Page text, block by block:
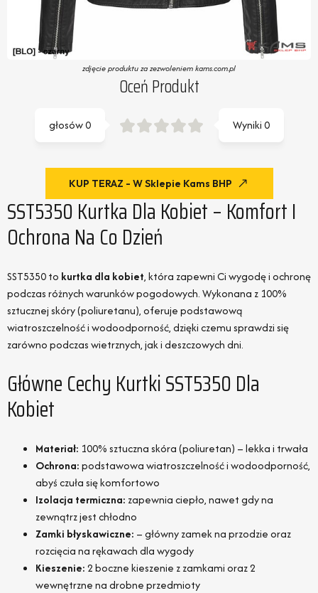
zdjęcie produktu za zezwoleniem kams.com.pl
Oceń Produkt
Wyniki0
głosów0
KUP TERAZ - W Sklepie Kams BHP
SST5350 Kurtka Dla Kobiet – Komfort I
Ochrona Na Co Dzień
SST5350 to kurtka dla kobiet, która zapewni Ci wygodę i ochronę
podczas różnych warunków pogodowych. Wykonana z 100%
sztucznej skóry (poliuretanu), oferuje podstawową
wiatroszczelność i wodoodporność, dzięki czemu sprawdzi się
zarówno podczas wietrznych, jak i deszczowych dni.
Główne Cechy Kurtki SST5350 Dla
Kobiet
Materiał: 100% sztuczna skóra (poliuretan) – lekka i trwała
Ochrona:podstawowa wiatroszczelność i wodoodporność,
abyś czuła się komfortowo
Izolacja termiczna: zapewnia ciepło, nawet gdy na
zewnątrz jest chłodno
Zamki błyskawiczne: – główny zamek na przodzie oraz
rozcięcia na rękawach dla wygody
Kieszenie:2 boczne kieszenie z zamkami oraz 2
wewnętrzne na drobne przedmioty